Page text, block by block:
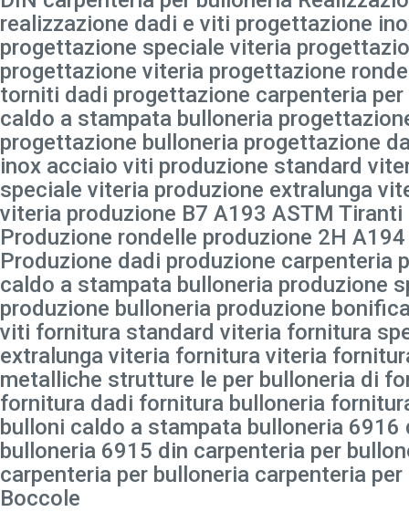
realizzazione dadi e viti progettazione
progettazione speciale viteria
progettazione viteria progettazione
torniti dadi progettazione carpenteria
caldo a stampata bulloneria
progettazione bulloneria progettazione
inox acciaio viti produzione standard
speciale viteria produzione extralunga
viteria produzione B7 A193 ASTM
Produzione rondelle produzione 2H
Produzione dadi produzione carpenteria
caldo a stampata bulloneria produzione
produzione bulloneria produzione
viti fornitura standard viteria fornitura
extralunga viteria fornitura viteria
metalliche strutture le per bulloneria di
fornitura dadi fornitura bulloneria
bulloni caldo a stampata bulloneria 6916
bulloneria 6915 din carpenteria per
carpenteria per bulloneria carpenteria
Boccole